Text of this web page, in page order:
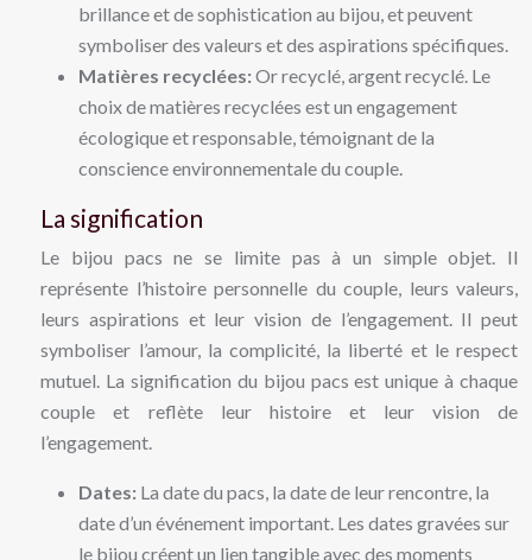
brillance et de sophistication au bijou, et peuvent
symboliser des valeurs et des aspirations spécifiques.
Matières recyclées:Or recyclé, argent recyclé. Le
choix de matières recyclées est un engagement
écologique et responsable, témoignant de la
conscience environnementale du couple.
La signification
Le bijou pacs ne se limite pas à un simple objet. Il
représente l’histoire personnelle du couple, leurs valeurs,
leurs aspirations et leur vision de l’engagement. Il peut
symboliser l’amour, la complicité, la liberté et le respect
mutuel. La signification du bijou pacs est unique à chaque
couple et reflète leur histoire et leur vision de
l’engagement.
Dates: La date du pacs, la date de leur rencontre, la
date d’un événement important. Les dates gravées sur
le bijou créent un lien tangible avec des moments